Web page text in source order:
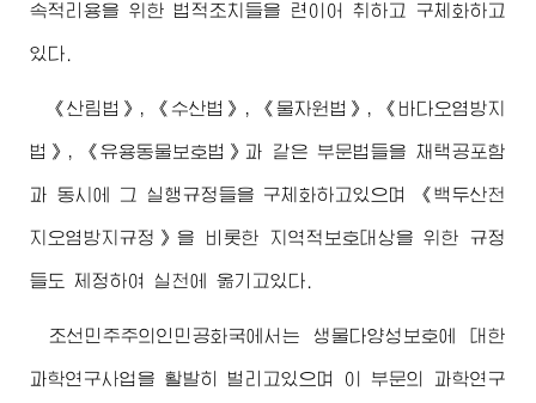
속적리용을 위한 법적조치들을 련이어 취하고 구체화하고
있다.
《산림법》, 《수산법》, 《물자원법》, 《바다오염방지
법》, 《유용동물보호법》과 같은 부문법들을 채택공포함
과 동시에 그 실행규정들을 구체화하고있으며 《백두산천
지오염방지규정》을 비롯한 지역적보호대상을 위한 규정
들도 제정하여 실천에 옮기고있다.
조선민주주의인민공화국에서는 생물다양성보호에 대한
과학연구사업을 활발히 벌리고있으며 이 부문의 과학연구